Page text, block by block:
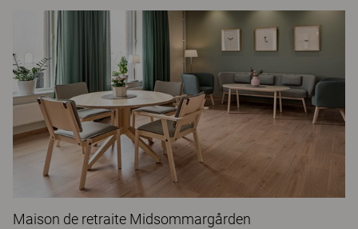
Maison de retraite Midsommargården